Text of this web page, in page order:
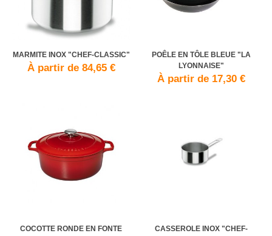
MARMITE INOX "CHEF-CLASSIC"
À partir de 84,65 €
POÊLE EN TÔLE BLEUE "LA
LYONNAISE"
À partir de 17,30 €
COCOTTE RONDE EN FONTE
CASSEROLE INOX "CHEF-